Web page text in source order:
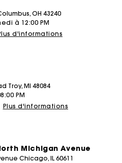
OH 43240
à 12:00 PM
d'informations
Troy, MI 48084
PM
Plus d'informations
Michigan Avenue
Chicago, IL 60611